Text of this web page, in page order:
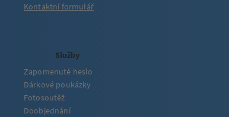
Kontaktní formulář
Služby
Zapomenuté heslo
Dárkové poukázky
Fotosoutěž
Doobjednání